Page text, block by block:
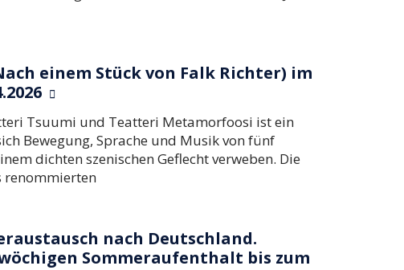
einem Stück von Falk Richter) im
Tsuumi und Teatteri Metamorfoosi ist ein
Bewegung, Sprache und Musik von fünf
dichten szenischen Geflecht verweben. Die
renommierten
nach Deutschland.
Sommeraufenthalt bis zum